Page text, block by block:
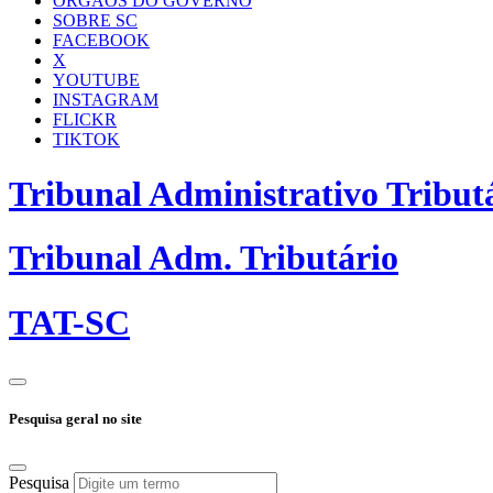
SOBRE SC
FACEBOOK
X
YOUTUBE
INSTAGRAM
FLICKR
TIKTOK
Tribunal Administrativo
Tribunal Adm. Tributário
TAT-SC
Pesquisa geral no site
Pesquisa